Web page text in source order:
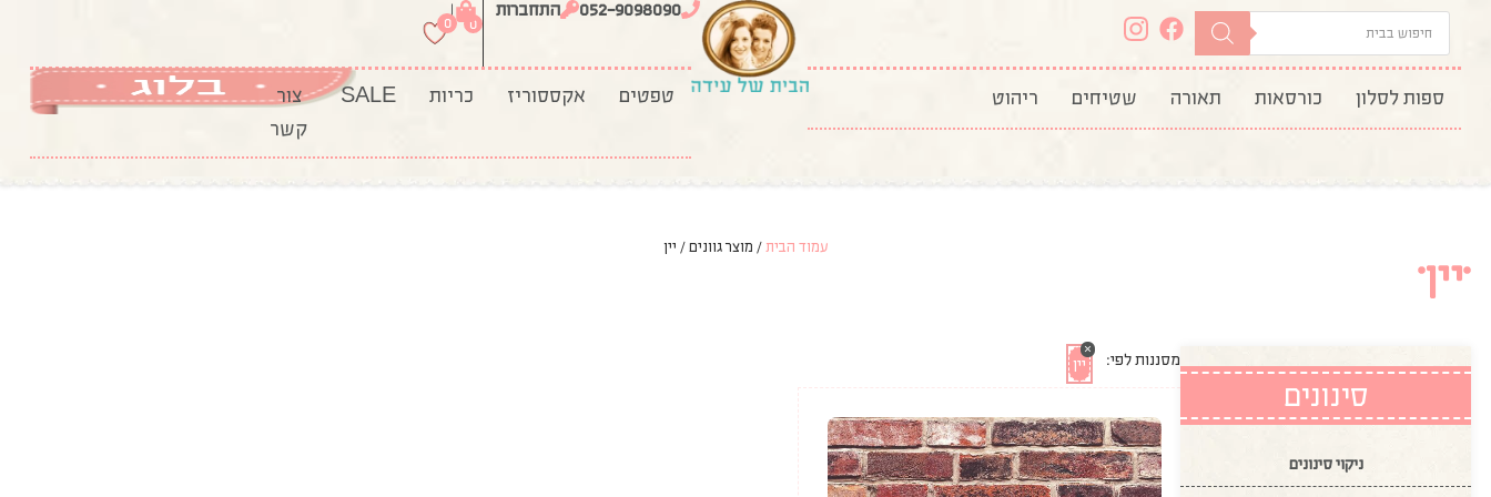
ספות לסלון כורסאות תאורה שטיחים ריהוט
052-9098090 התחברות
0
|
0
טפטים אקססוריז כריות SALE
צור
קשר
עמוד הבית / מוצר גוונים / יין
יין
מסננות לפי: יין
×
סינונים
ניקוי סינונים